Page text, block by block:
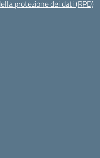
protezione dei dati (RPD)